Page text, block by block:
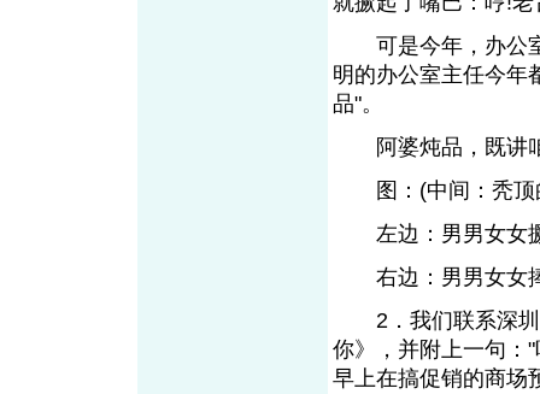
可是今年，办公室
明的办公室主任今年
品"。
阿婆炖品，既讲
图：(中间：秃顶
左边：男男女女
右边：男男女女捧
2．我们联系深圳
你》，并附上一句：
早上在搞促销的商场